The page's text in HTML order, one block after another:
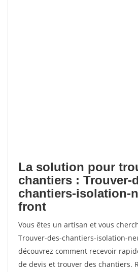
La solution pour
chantiers : Trouver-
chantiers-isolation-
front
Vous êtes un artisan et vous
Trouver-des-chantiers-isolation-
découvrez comment recevoir
de devis et trouver des chantiers.